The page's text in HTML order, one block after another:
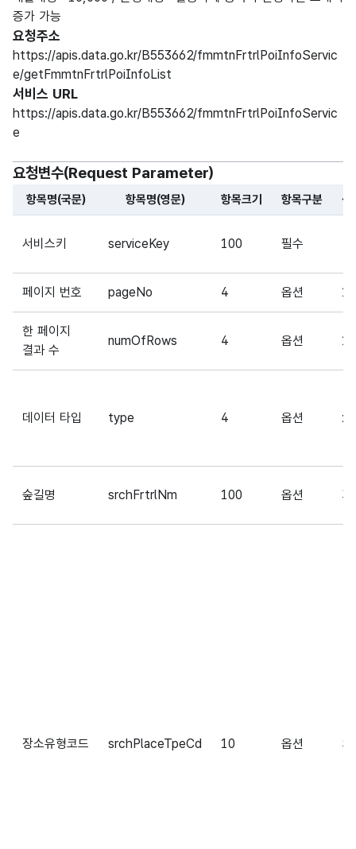
증가 가능
요청주소
https://apis.data.go.kr/B553662/fmmtnFrtrlPoiInfoServic
e/getFmmtnFrtrlPoiInfoList
서비스 URL
https://apis.data.go.kr/B553662/fmmtnFrtrlPoiInfoServic
e
요청변수(Request Parameter)
항목명(국문) 항목명(영문) 항목크기 항목구분 샘
서비스키 serviceKey 100 필수
페이지 번호 pageNo 4 옵션 1
한 페이지
결과 수
numOfRows 4 옵션 1
데이터 타입 type 4 옵션
숲길명 srchFrtrlNm 100 옵션 가
장소유형코드 srchPlaceTpeCd 10 옵션